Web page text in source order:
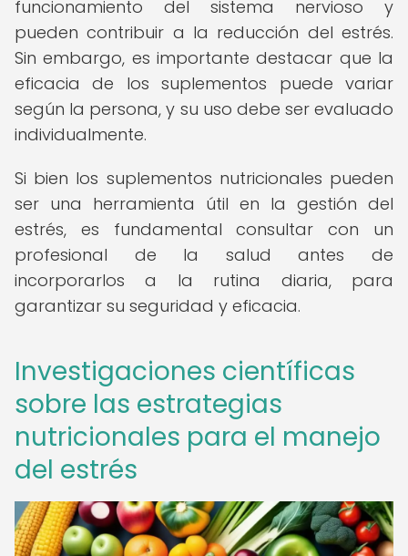
funcionamiento del sistema nervioso y
pueden contribuir a la reducción del estrés.
Sin embargo, es importante destacar que la
eficacia de los suplementos puede variar
según la persona, y su uso debe ser evaluado
individualmente.
Si bien los suplementos nutricionales pueden
ser una herramienta útil en la gestión del
estrés, es fundamental consultar con un
profesional de la salud antes de
incorporarlos a la rutina diaria, para
garantizar su seguridad y eficacia.
Investigaciones científicas
sobre las estrategias
nutricionales para el manejo
del estrés